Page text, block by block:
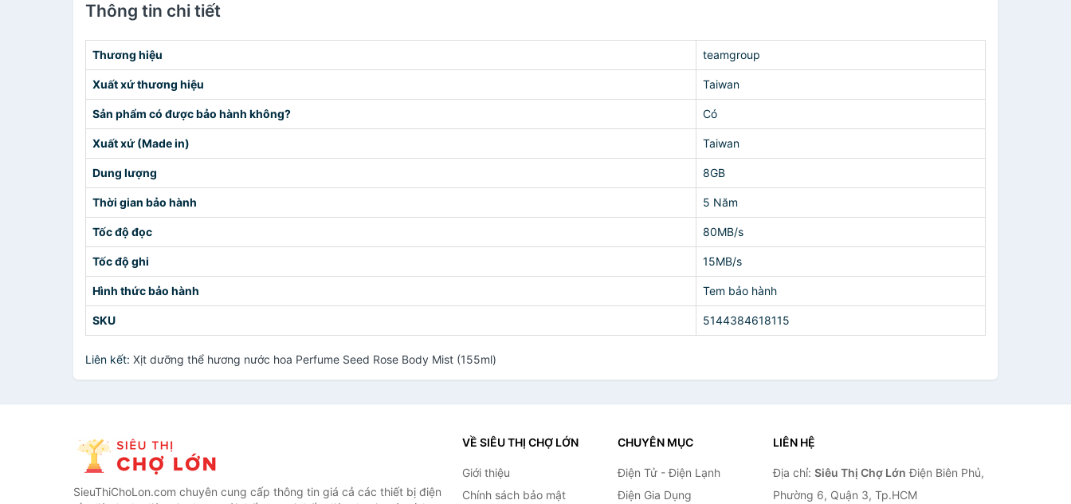
Thông tin chi tiết
Thương hiệu teamgroup
Xuất xứ thương hiệu Taiwan
Sản phẩm có được bảo hành không? Có
Xuất xứ (Made in) Taiwan
Dung lượng 8GB
Thời gian bảo hành 5 Năm
Tốc độ đọc 80MB/s
Tốc độ ghi 15MB/s
Hình thức bảo hành Tem bảo hành
SKU 5144384618115
Liên kết: Xịt dưỡng thể hương nước hoa Perfume Seed Rose Body Mist (155ml)
SieuThiChoLon.com chuyên cung cấp thông tin giá cả các thiết bị điện
VỀ SIÊU THỊ CHỢ LỚN
Giới thiệu
Chính sách bảo mật
CHUYÊN MỤC
Điện Tử - Điện Lạnh
Điện Gia Dụng
LIÊN HỆ
Địa chỉ: Siêu Thị Chợ Lớn Điện Biên Phủ,
Phường 6, Quận 3, Tp.HCM